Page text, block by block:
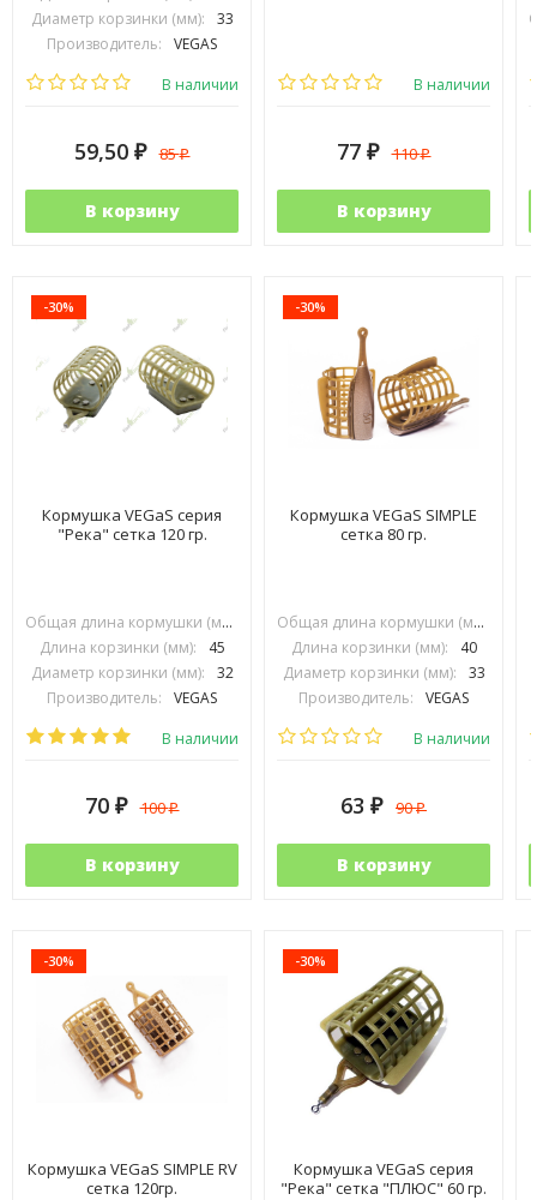
Диаметр корзинки (мм):
33
Производитель:
VEGAS
В наличии
59,50 ₽ 85₽
В корзину
В наличии
77 ₽ 110₽
В корзину
-30%
Кормушка VEGaS серия
"Река" сетка 120 гр.
Общая длина кормушки (мм):
Длина корзинки (мм):
45
Диаметр корзинки (мм):
32
Производитель:
VEGAS
В наличии
70 ₽ 100₽
В корзину
-30%
Кормушка VEGaS SIMPLE
сетка 80 гр.
Общая длина кормушки (мм):
Длина корзинки (мм):
40
Диаметр корзинки (мм):
33
Производитель:
VEGAS
В наличии
63 ₽ 90₽
В корзину
-30%
Кормушка VEGaS SIMPLE RV
сетка 120гр.
-30%
Кормушка VEGaS серия
"Река" сетка "ПЛЮС" 60 гр.